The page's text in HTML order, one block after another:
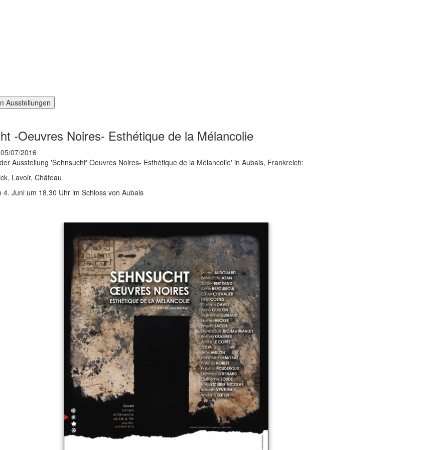
-Oeuvres Noires- Esthétique de la Mélancolie
05/07/2016
Ausstellung 'Sehnsucht' Oeuvres Noires- Esthétique de la Mélancolie' in Aubais, Frankreich:
Lavoir, Château
4. Juni um 18.30 Uhr im Schloss von Aubais